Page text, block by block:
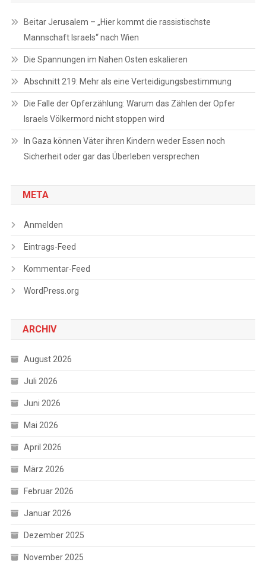
Beitar Jerusalem – „Hier kommt die rassistischste
Mannschaft Israels“ nach Wien
Die Spannungen im Nahen Osten eskalieren
Abschnitt 219: Mehr als eine Verteidigungsbestimmung
Die Falle der Opferzählung: Warum das Zählen der Opfer
Israels Völkermord nicht stoppen wird
In Gaza können Väter ihren Kindern weder Essen noch
Sicherheit oder gar das Überleben versprechen
META
Anmelden
Eintrags-Feed
Kommentar-Feed
WordPress.org
ARCHIV
August 2026
Juli 2026
Juni 2026
Mai 2026
April 2026
März 2026
Februar 2026
Januar 2026
Dezember 2025
November 2025